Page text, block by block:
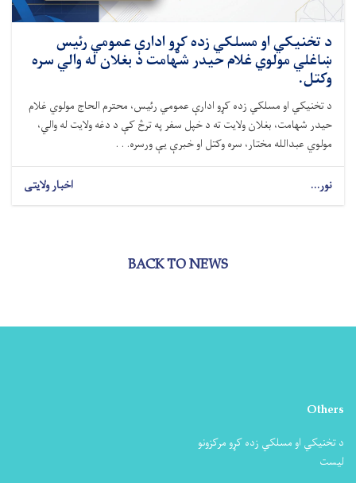
د تخنيکي او مسلکي زده کړو ادارې عمومي رئیس
ښاغلي مولوي غلام حیدر شهامت د بغلان له والي سره
وکتل.
د تخنیکي او مسلکي زده کړو ادارې عمومي رئیس، محترم الحاج مولوي غلام
حیدر شهامت، بغلان ولایت ته د خپل سفر په ترڅ کې د دغه ولایت له والي،
مولوي عبدالله مختار، سره وکتل او خبرې یې ورسره. . .
نور... اخبار ولایتی
BACK TO NEWS
Others
د تخنیکي او مسلکي زده کړو مرکزونو
لیست